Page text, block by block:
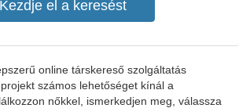
online társkereső szolgáltatás
számos lehetőséget kínál a
nőkkel, ismerkedjen meg, válassza